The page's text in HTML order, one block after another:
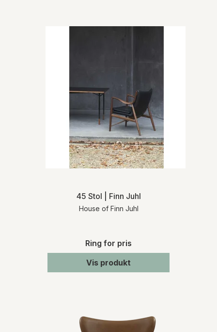
45 Stol | Finn Juhl
House of Finn Juhl
Ring for pris
Vis produkt